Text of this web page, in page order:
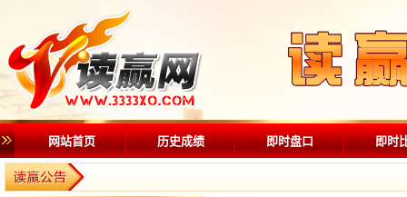
网站首页 历史成绩 即时盘口 即时